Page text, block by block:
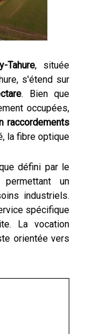
Tahure, située
s'étend sur
. Bien que
occupées,
raccordements
la fibre optique
défini par le
un
industriels.
spécifique
La vocation
orientée vers